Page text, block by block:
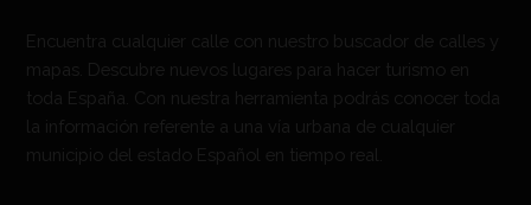
Encuentra cualquier calle con nuestro buscador de calles y
mapas. Descubre nuevos lugares para hacer turismo en
toda España. Con nuestra herramienta podrás conocer toda
la información referente a una vía urbana de cualquier
municipio del estado Español en tiempo real.